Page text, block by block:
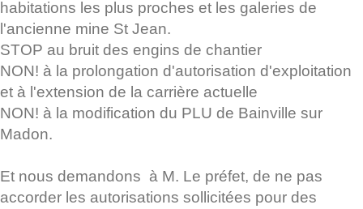
habitations les plus proches et les galeries de
l'ancienne mine St Jean.
STOP au bruit des engins de chantier
NON! à la prolongation d'autorisation d'exploitation
et à l'extension de la carrière actuelle
NON! à la modification du PLU de Bainville sur
Madon.
Et nous demandons à M. Le préfet, de ne pas
accorder les autorisations sollicitées pour des